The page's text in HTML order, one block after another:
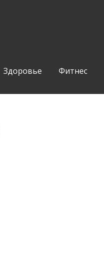
Здоровье Фитнес